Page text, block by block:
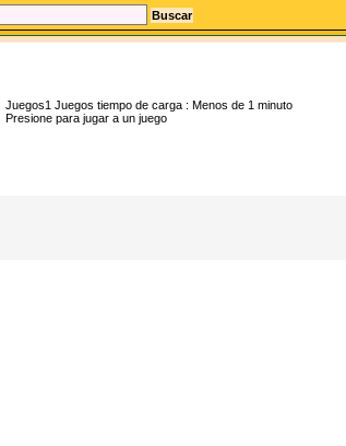
Juegos1 Juegos tiempo de carga : Menos de 1 minuto
Presione para jugar a un juego